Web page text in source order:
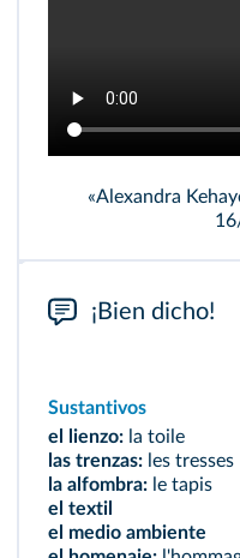
«Alexandra
¡Bien dicho!
Sustantivos
el lienzo: la toile
las trenzas: les tresses
la alfombra: le tapis
el textil
el medio ambiente